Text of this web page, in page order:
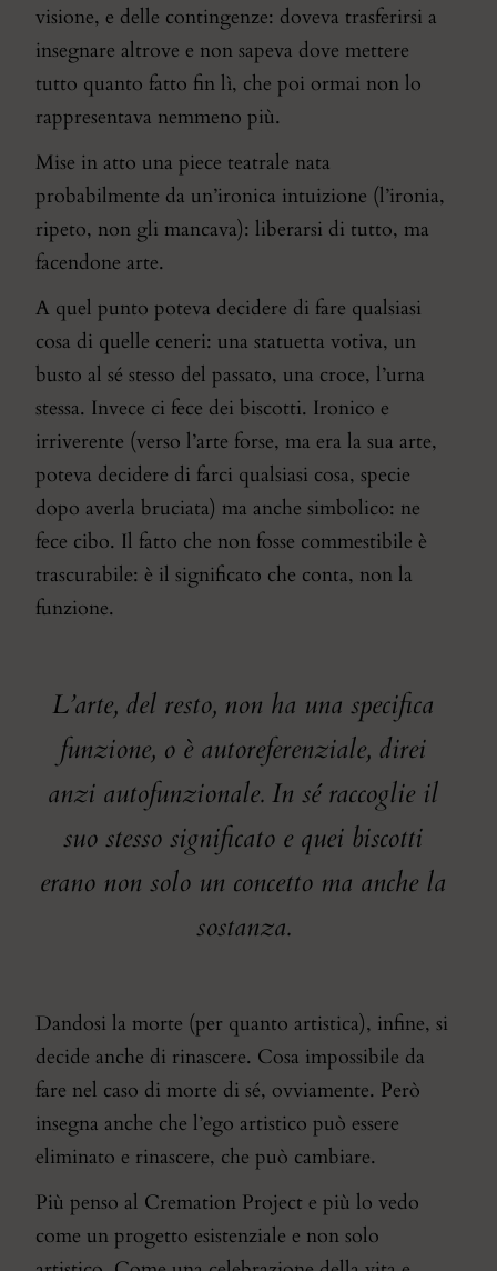
visione, e delle contingenze: doveva trasferirsi a
insegnare altrove e non sapeva dove mettere
tutto quanto fatto fin lì, che poi ormai non lo
rappresentava nemmeno più.
Mise in atto una piece teatrale nata
probabilmente da un’ironica intuizione (l’ironia,
ripeto, non gli mancava): liberarsi di tutto, ma
facendone arte.
A quel punto poteva decidere di fare qualsiasi
cosa di quelle ceneri: una statuetta votiva, un
busto al sé stesso del passato, una croce, l’urna
stessa. Invece ci fece dei biscotti. Ironico e
irriverente (verso l’arte forse, ma era la sua arte,
poteva decidere di farci qualsiasi cosa, specie
dopo averla bruciata) ma anche simbolico: ne
fece cibo. Il fatto che non fosse commestibile è
trascurabile: è il significato che conta, non la
funzione.
L’arte, del resto, non ha una specifica
funzione, o è autoreferenziale, direi
anzi autofunzionale. In sé raccoglie il
suo stesso significato e quei biscotti
erano non solo un concetto ma anche la
sostanza.
Dandosi la morte (per quanto artistica), infine, si
decide anche di rinascere. Cosa impossibile da
fare nel caso di morte di sé, ovviamente. Però
insegna anche che l’ego artistico può essere
eliminato e rinascere, che può cambiare.
Più penso al Cremation Project e più lo vedo
come un progetto esistenziale e non solo